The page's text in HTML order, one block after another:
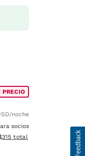
PRECIO
descuento:
/noche
socios
detalles del total
total